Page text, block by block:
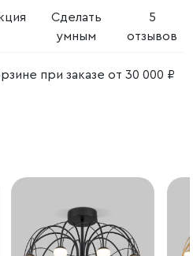
Сделать
умным
5
отзывов
при заказе от 30 000 ₽